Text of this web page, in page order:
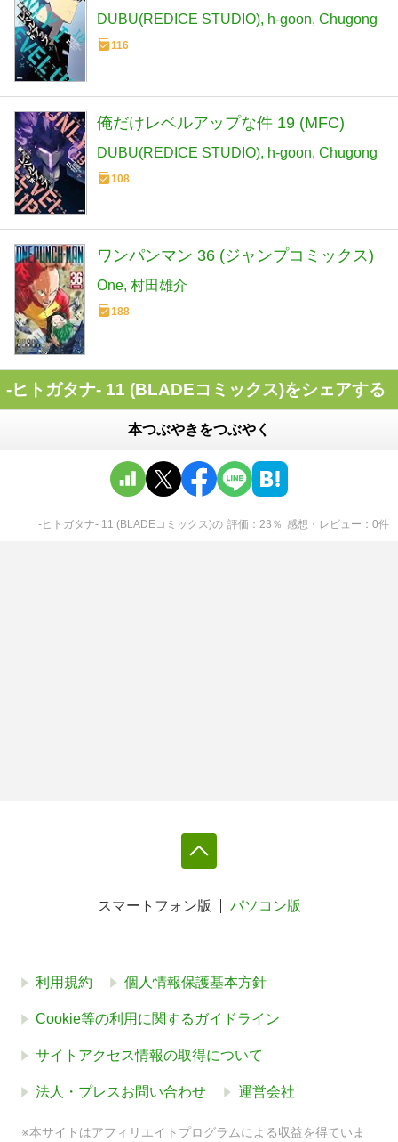
DUBU(REDICE STUDIO) h-goon Chugong
116
俺だけレベルアップな件 19 (MFC)
DUBU(REDICE STUDIO) h-goon Chugong
108
ワンパンマン 36 (ジャンプコミックス)
One 村田雄介
188
-ヒトガタナ- 11 (BLADEコミックス)をシェアする
本つぶやきをつぶやく
-ヒトガタナ- 11 (BLADEコミックス)の 評価 23 ％ 感想・レビュー 0件
スマートフォン版 パソコン版
利用規約 個人情報保護基本方針
Cookie等の利用に関するガイドライン
サイトアクセス情報の取得について
法人・プレスお問い合わせ 運営会社
※本サイトはアフィリエイトプログラムによる収益を得ていま